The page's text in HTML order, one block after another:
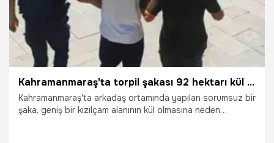
Kahramanmaraş'ta torpil şakası 92 hektarı kül etti, hapis ve 43,7 milyon TL tazminata mahkum oldu
Kahramanmaraş'ta arkadaş ortamında yapılan sorumsuz bir
şaka, geniş bir kızılçam alanının kül olmasına neden